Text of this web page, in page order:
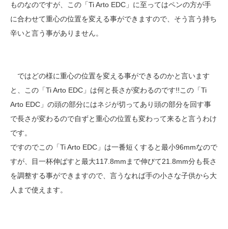
ものなのですが、この「Ti Arto EDC」に至ってはペンの方が手
に合わせて重心の位置を変える事ができますので、そう言う持ち
辛いと言う事がありません。
ではどの様に重心の位置を変える事ができるのかと言います
と、この「Ti Arto EDC」は何と長さが変わるのです!!この「Ti
Arto EDC」の頭の部分にはネジが切ってあり頭の部分を回す事
で長さが変わるので自ずと重心の位置も変わって来ると言うわけ
です。
ですのでこの「Ti Arto EDC」は一番短くすると最小96mmなので
すが、目一杯伸ばすと最大117.8mmまで伸びて21.8mm分も長さ
を調整する事ができますので、言うなれば手の小さな子供から大
人まで使えます。